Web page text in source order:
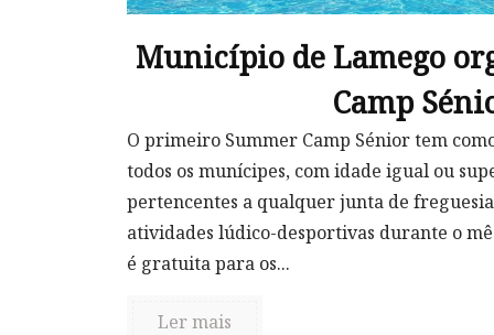
Município de Lamego
Camp
O primeiro Summer Camp Sénior tem
todos os munícipes, com idade igual ou
pertencentes a qualquer junta de
atividades lúdico-desportivas durante o
é gratuita para os...
Ler mais